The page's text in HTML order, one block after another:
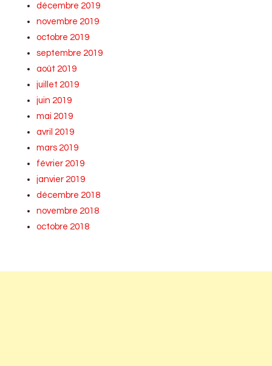
décembre 2019
novembre 2019
octobre 2019
septembre 2019
août 2019
juillet 2019
juin 2019
mai 2019
avril 2019
mars 2019
février 2019
janvier 2019
décembre 2018
novembre 2018
octobre 2018